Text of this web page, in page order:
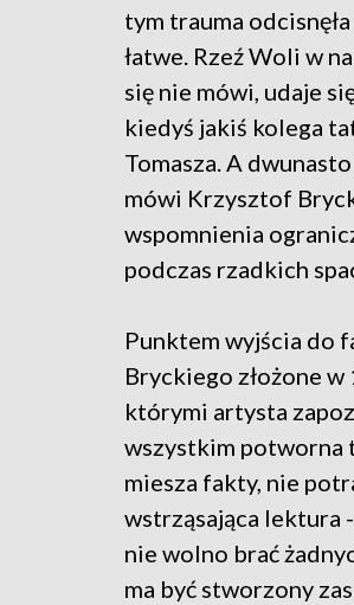
tym trauma
łatwe. Rzeź Woli w
się nie mówi, udaje
kiedyś jakiś kolega
Tomasza. A
mówi Krzysztof
wspomnienia
podczas rzadkich
Punktem wyjścia do
Bryckiego złożone
którymi artysta
wszystkim potworna
miesza fakty, nie
wstrząsająca lektura
nie wolno brać
ma być stworzony